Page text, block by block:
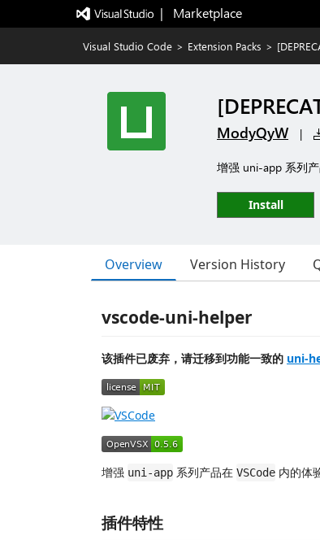
|   Marketplace
Visual Studio Code > Extension Packs >
ModyQyW |
增强 uni-app 系列产
Install
Overview Version History
vscode-uni-helper
该插件已废弃，请迁移到功能一致的 uni-
增强 uni-app 系列产品在 VSCode 内的体
插件特性